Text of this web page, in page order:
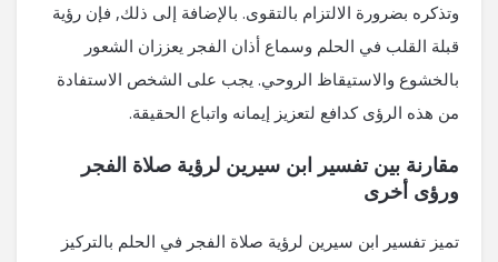
وتذكره بضرورة الالتزام بالتقوى. بالإضافة إلى ذلك, فإن رؤية
قبلة القلب في الحلم وسماع أذان الفجر يعززان الشعور
بالخشوع والاستيقاظ الروحي. يجب على الشخص الاستفادة
من هذه الرؤى كدافع لتعزيز إيمانه واتباع الحقيقة.
مقارنة بين تفسير ابن سيرين لرؤية صلاة الفجر
ورؤى أخرى
تميز تفسير ابن سيرين لرؤية صلاة الفجر في الحلم بالتركيز